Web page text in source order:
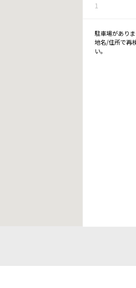
1
駐車場がありま
地名/住所で再
い。